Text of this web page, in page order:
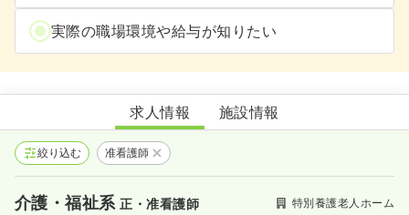
実際の職場環境や給与が知りたい
特別養護老人ホーム恵翔苑
求人情報 施設情報
絞り込む 准看護師
介護・福祉系正・准看護師 特別養護老人ホーム